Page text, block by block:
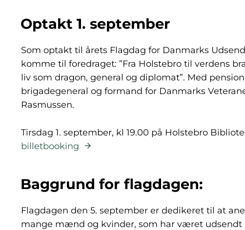
Optakt 1. september
Som optakt til årets Flagdag for Danmarks
komme til foredraget: ”Fra Holstebro til verdens
liv som dragon, general og diplomat”. Med
brigadegeneral og formand for Danmarks
Rasmussen.
Tirsdag 1. september, kl 19.00 på Holstebro
billetbooking
Baggrund for flagdagen:
Flagdagen den 5. september er dedikeret til at
mange mænd og kvinder, som har været udsendt